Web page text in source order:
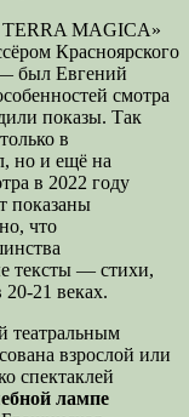
TERRA MAGICA»
Красноярского
— был Евгений
смотра
показы. Так
в
но и ещё на
в 2022 году
показаны
что
тексты — стихи,
21 веках.
театральным
взрослой или
спектаклей
лампе